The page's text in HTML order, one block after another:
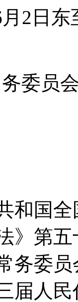
2日东
委员
和国
》第
务委
届人